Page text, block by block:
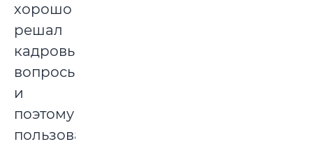
хорошо
решал
кадровые
вопросы
и
поэтому
пользовался